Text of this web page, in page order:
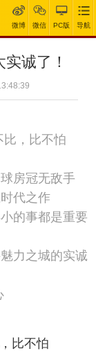
微博 微信 PC版 导航
诚了！
，比不怕
房冠无敌手
代之作
的事都是重要
力之城的实诚
比不怕